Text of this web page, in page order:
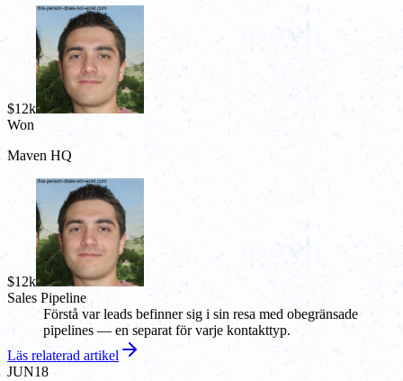
$12k
Won
Maven HQ
$12k
Sales Pipeline
Förstå var leads befinner sig i sin resa med obegränsade
pipelines — en separat för varje kontakttyp.
Läs relaterad artikel
JUN18